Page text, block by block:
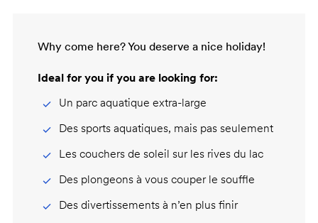
Why come here? You deserve a nice holiday!
Ideal for you if you are looking for:
Un parc aquatique extra-large
Des sports aquatiques, mais pas seulement
Les couchers de soleil sur les rives du lac
Des plongeons à vous couper le souffle
Des divertissements à n’en plus finir